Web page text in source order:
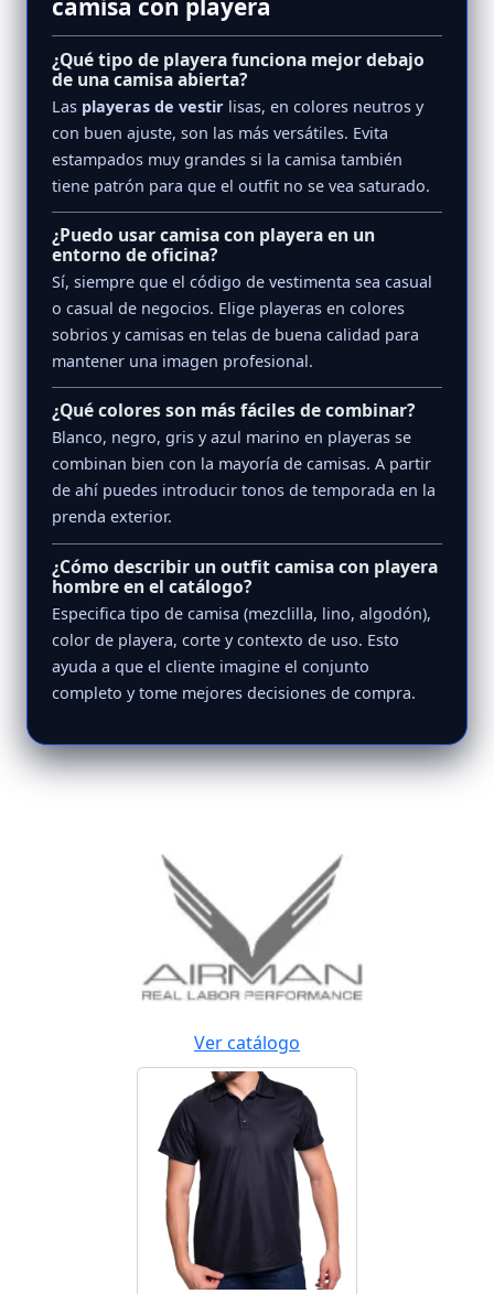
camisa con playera
¿Qué tipo de playera funciona mejor debajo
de una camisa abierta?
Las playeras de vestir lisas, en colores neutros y
con buen ajuste, son las más versátiles. Evita
estampados muy grandes si la camisa también
tiene patrón para que el outfit no se vea saturado.
¿Puedo usar camisa con playera en un
entorno de oficina?
Sí, siempre que el código de vestimenta sea casual
o casual de negocios. Elige playeras en colores
sobrios y camisas en telas de buena calidad para
mantener una imagen profesional.
¿Qué colores son más fáciles de combinar?
Blanco, negro, gris y azul marino en playeras se
combinan bien con la mayoría de camisas. A partir
de ahí puedes introducir tonos de temporada en la
prenda exterior.
¿Cómo describir un outfit camisa con playera
hombre en el catálogo?
Especifica tipo de camisa (mezclilla, lino, algodón),
color de playera, corte y contexto de uso. Esto
ayuda a que el cliente imagine el conjunto
completo y tome mejores decisiones de compra.
Ver catálogo